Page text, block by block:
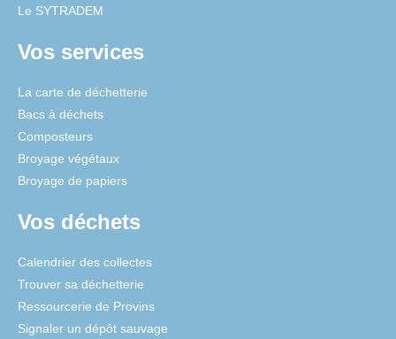
Le SYTRADEM
Vos services
La carte de déchetterie
Bacs à déchets
Composteurs
Broyage végétaux
Broyage de papiers
Vos déchets
Calendrier des collectes
Trouver sa déchetterie
Ressourcerie de Provins
Signaler un dépôt sauvage